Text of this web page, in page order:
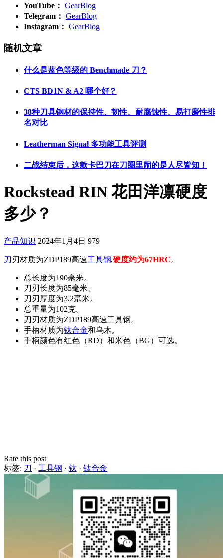
YouTube： GearBlog
Telegram： GearBlog
Instagram： GearBlog
随机文章
什么是蓝色等级的 Benchmade 刀？
CTS BD1N & A2 哪个好？
38种刀具钢材的保持性、韧性、耐腐蚀性、易打磨性排
名对比
Leatherman Signal 多功能工具评测
二战结束后，这款卡巴刀在刀圈里闹的是人尽皆知！
Rockstead RIN 花田洋凛硬度
多少？
产品知识 2024年1月4日 979
刀 刃材质为ZDP189高速工具钢,硬度约为67HRC。
总长度为190毫米。
刀刃长度为85毫米。
刀刃厚度为3.2毫米。
总重量为102克。
刀刃材质为ZDP189高速工具钢。
手柄材质为钛合金和乌木。
手柄颜色有红色（RD）和米色（BG）可选。
Rate this post
标签: 刀 · 工具钢 · 钛 · 钛合金